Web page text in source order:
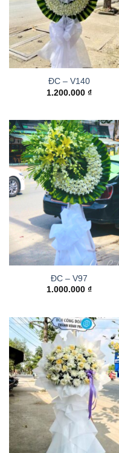
ĐC – V140
1.200.000 ₫
ĐC – V97
1.000.000 ₫